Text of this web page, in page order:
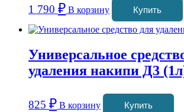
1 790 ₽ В корзину Купить
Универсальное
удаления накипи Д3
825 ₽ В корзину Купить